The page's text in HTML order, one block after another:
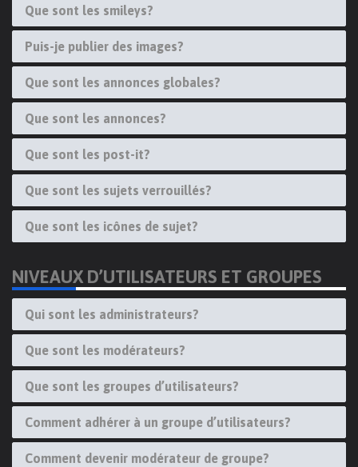
Que sont les smileys?
Puis-je publier des images?
Que sont les annonces globales?
Que sont les annonces?
Que sont les post-it?
Que sont les sujets verrouillés?
Que sont les icônes de sujet?
NIVEAUX D’UTILISATEURS ET GROUPES
Qui sont les administrateurs?
Que sont les modérateurs?
Que sont les groupes d’utilisateurs?
Comment adhérer à un groupe d’utilisateurs?
Comment devenir modérateur de groupe?